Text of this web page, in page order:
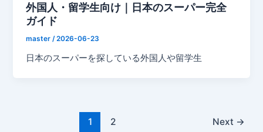
外国人・留学生向け｜日本のスーパー完全
ガイド
master/2026-06-23
日本のスーパーを探している外国人や留学生
1 2 Next →